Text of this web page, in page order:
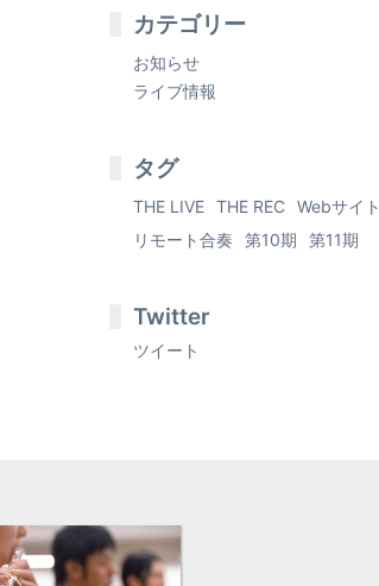
カテゴリー
お知らせ
ライブ情報
タグ
THE LIVE THE REC Webサイト
リモート合奏
第10期 第11期
Twitter
ツイート